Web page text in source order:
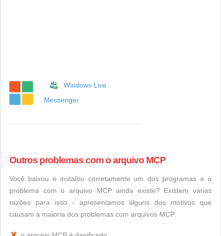
Windows Live
Messenger
Outros problemas com o arquivo MCP
Você baixou e instalou corretamente um dos programas e o
problema com o arquivo MCP ainda existe? Existem várias
razões para isso - apresentamos alguns dos motivos que
causam a maioria dos problemas com arquivos MCP: